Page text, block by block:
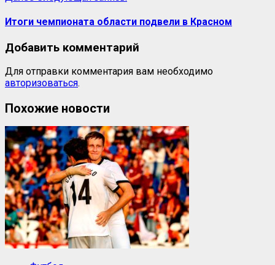
Итоги чемпионата области подвели в Красном
Добавить комментарий
Для отправки комментария вам необходимо
авторизоваться.
Похожие новости